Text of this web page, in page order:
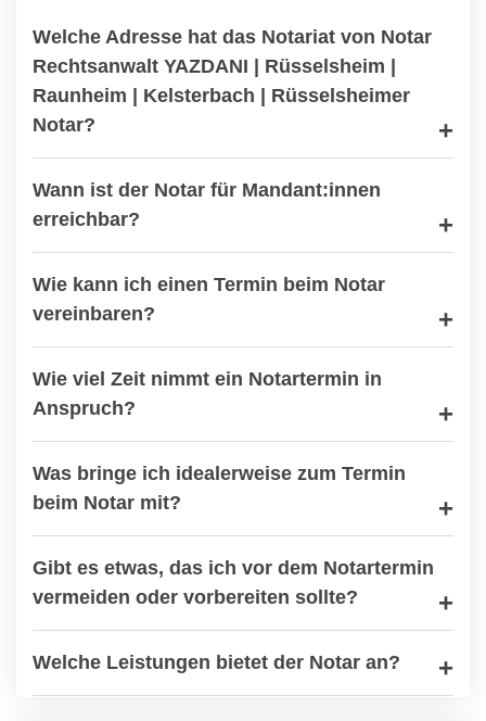
Welche Adresse hat das Notariat von Notar
Rechtsanwalt YAZDANI | Rüsselsheim |
Raunheim | Kelsterbach | Rüsselsheimer
Notar?
Wann ist der Notar für Mandant:innen
erreichbar?
Wie kann ich einen Termin beim Notar
vereinbaren?
Wie viel Zeit nimmt ein Notartermin in
Anspruch?
Was bringe ich idealerweise zum Termin
beim Notar mit?
Gibt es etwas, das ich vor dem Notartermin
vermeiden oder vorbereiten sollte?
Welche Leistungen bietet der Notar an?